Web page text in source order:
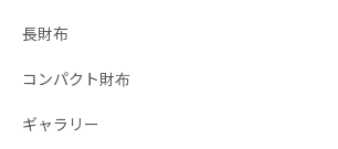
長財布
コンパクト財布
ギャラリー